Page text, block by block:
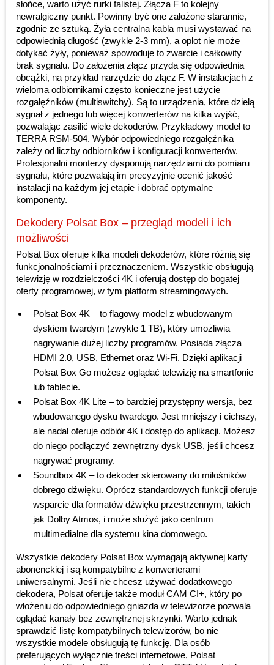
słońce, warto użyć rurki falistej. Złącza F to kolejny
newralgiczny punkt. Powinny być one założone starannie,
zgodnie ze sztuką. Żyła centralna kabla musi wystawać na
odpowiednią długość (zwykle 2-3 mm), a oplot nie może
dotykać żyły, ponieważ spowoduje to zwarcie i całkowity
brak sygnału. Do założenia złącz przyda się odpowiednia
obcążki, na przykład narzędzie do złącz F. W instalacjach z
wieloma odbiornikami często konieczne jest użycie
rozgałęźników (multiswitchy). Są to urządzenia, które dzielą
sygnał z jednego lub więcej konwerterów na kilka wyjść,
pozwalając zasilić wiele dekoderów. Przykładowy model to
TERRA RSM-504. Wybór odpowiedniego rozgałęźnika
zależy od liczby odbiorników i konfiguracji konwerterów.
Profesjonalni monterzy dysponują narzędziami do pomiaru
sygnału, które pozwalają im precyzyjnie ocenić jakość
instalacji na każdym jej etapie i dobrać optymalne
komponenty.
Dekodery Polsat Box – przegląd modeli i ich
możliwości
Polsat Box oferuje kilka modeli dekoderów, które różnią się
funkcjonalnościami i przeznaczeniem. Wszystkie obsługują
telewizję w rozdzielczości 4K i oferują dostęp do bogatej
oferty programowej, w tym platform streamingowych.
Polsat Box 4K – to flagowy model z wbudowanym
dyskiem twardym (zwykle 1 TB), który umożliwia
nagrywanie dużej liczby programów. Posiada złącza
HDMI 2.0, USB, Ethernet oraz Wi-Fi. Dzięki aplikacji
Polsat Box Go możesz oglądać telewizję na smartfonie
lub tablecie.
Polsat Box 4K Lite – to bardziej przystępny wersja, bez
wbudowanego dysku twardego. Jest mniejszy i cichszy,
ale nadal oferuje odbiór 4K i dostęp do aplikacji. Możesz
do niego podłączyć zewnętrzny dysk USB, jeśli chcesz
nagrywać programy.
Soundbox 4K – to dekoder skierowany do miłośników
dobrego dźwięku. Oprócz standardowych funkcji oferuje
wsparcie dla formatów dźwięku przestrzennym, takich
jak Dolby Atmos, i może służyć jako centrum
multimedialne dla systemu kina domowego.
Wszystkie dekodery Polsat Box wymagają aktywnej karty
abonenckiej i są kompatybilne z konwerterami
uniwersalnymi. Jeśli nie chcesz używać dodatkowego
dekodera, Polsat oferuje także moduł CAM CI+, który po
włożeniu do odpowiedniego gniazda w telewizorze pozwala
oglądać kanały bez zewnętrznej skrzynki. Warto jednak
sprawdzić listę kompatybilnych telewizorów, bo nie
wszystkie modele obsługują tę funkcję. Dla osób
preferujących wyłącznie treści internetowe, Polsat